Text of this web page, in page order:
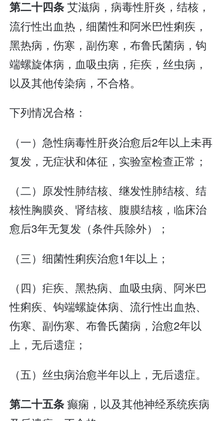
第二十四条艾滋病，病毒性肝炎，结核，
流行性出血热，细菌性和阿米巴性痢疾，
黑热病，伤寒，副伤寒，布鲁氏菌病，钩
端螺旋体病，血吸虫病，疟疾，丝虫病，
以及其他传染病，不合格。
下列情况合格：
（一）急性病毒性肝炎治愈后2年以上未再
复发，无症状和体征，实验室检查正常；
（二）原发性肺结核、继发性肺结核、结
核性胸膜炎、肾结核、腹膜结核，临床治
愈后3年无复发（条件兵除外）；
（三）细菌性痢疾治愈1年以上；
（四）疟疾、黑热病、血吸虫病、阿米巴
性痢疾、钩端螺旋体病、流行性出血热、
伤寒、副伤寒、布鲁氏菌病，治愈2年以
上，无后遗症；
（五）丝虫病治愈半年以上，无后遗症。
第二十五条癫痫，以及其他神经系统疾病